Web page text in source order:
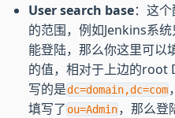
User search base：这
的范围，例如Jenkins系
能登陆，那么你这里可以
的值，相对于上边的root
写的是dc=domain,dc=com
填写了 ou=Admin，那么登